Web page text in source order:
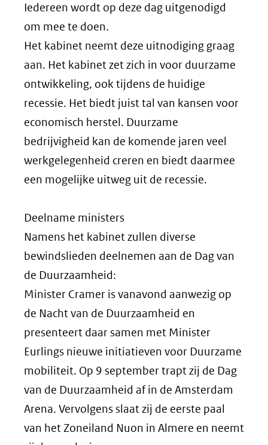
Iedereen wordt op deze dag uitgenodigd
om mee te doen.
Het kabinet neemt deze uitnodiging graag
aan. Het kabinet zet zich in voor duurzame
ontwikkeling, ook tijdens de huidige
recessie. Het biedt juist tal van kansen voor
economisch herstel. Duurzame
bedrijvigheid kan de komende jaren veel
werkgelegenheid creren en biedt daarmee
een mogelijke uitweg uit de recessie.
Deelname ministers
Namens het kabinet zullen diverse
bewindslieden deelnemen aan de Dag van
de Duurzaamheid:
Minister Cramer is vanavond aanwezig op
de Nacht van de Duurzaamheid en
presenteert daar samen met Minister
Eurlings nieuwe initiatieven voor Duurzame
mobiliteit. Op 9 september trapt zij de Dag
van de Duurzaamheid af in de Amsterdam
Arena. Vervolgens slaat zij de eerste paal
van het Zoneiland Nuon in Almere en neemt